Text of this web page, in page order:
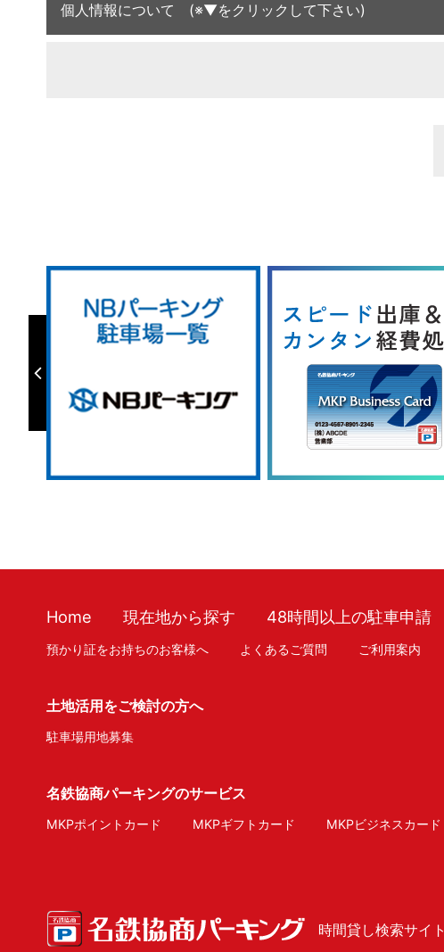
個人情報について (※▼をクリックして下さい)
Home 現在地から探す 48時間以上の駐車申請
預かり証をお持ちのお客様へ よくあるご質問 ご利用案内
土地活用をご検討の方へ
駐車場用地募集
名鉄協商パーキングのサービス
MKPポイントカード MKPギフトカード MKPビジネスカード
時間貸し検索サイト